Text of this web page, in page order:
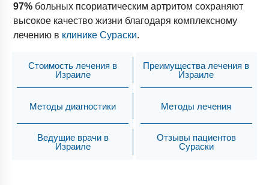
97% больных псориатическим артритом сохраняют
высокое качество жизни благодаря комплексному
лечению в клинике Сураски.
Стоимость лечения в
Израиле
Преимущества лечения в
Израиле
Методы диагностики Методы лечения
Ведущие врачи в
Израиле
Отзывы пациентов
Сураски